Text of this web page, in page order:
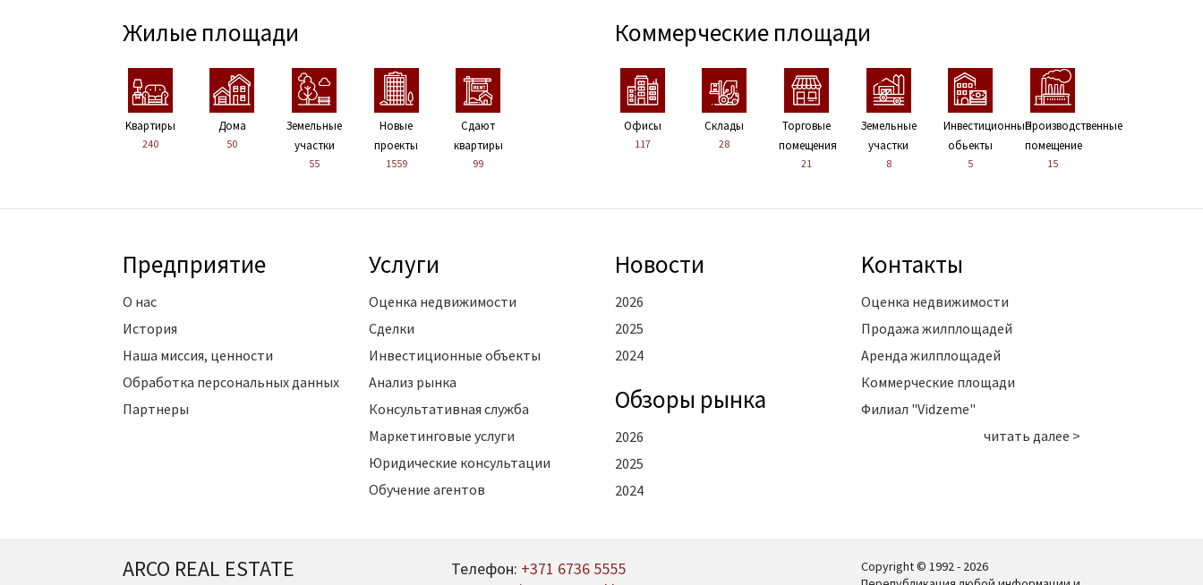
Жилые площади
Kвартиры
240
Дома
50
Земельные
участки
55
Новые
проекты
1559
Сдают
квартиры
99
Коммерческие площади
Офисы
117
Склады
28
Торговые
помещения
21
Земельные
участки
8
Инвестиционные
обьекты
5
Производственные
помещение
15
Предприятие
О нас
История
Наша миссия, ценности
Обработка персональных данных
Партнеры
Услуги
Оценка недвижимости
Сделки
Инвестиционные объекты
Анализ рынка
Консультативная служба
Маркетинговые услуги
Юридические консультации
Обучение агентов
Новости
2026
2025
2024
Oбзоры рынка
2026
2025
2024
Kонтакты
Оценка недвижимости
Продажа жилплощадей
Аренда жилплощадей
Коммерческие площади
Филиал "Vidzeme"
читать далее >
ARCO REAL ESTATE Телефон: +371 6736 5555
Copyright © 1992 - 2026